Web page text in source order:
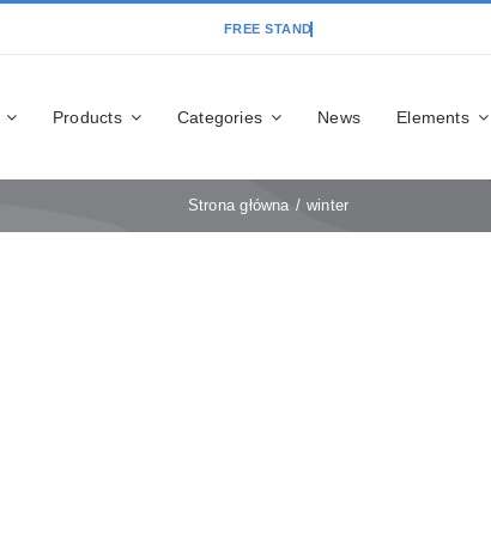
Products Categories News Elements
Strona główna winter